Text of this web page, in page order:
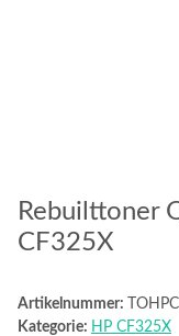
Rebuilttoner
CF325X
Artikelnummer:
Kategorie: HP CF325X